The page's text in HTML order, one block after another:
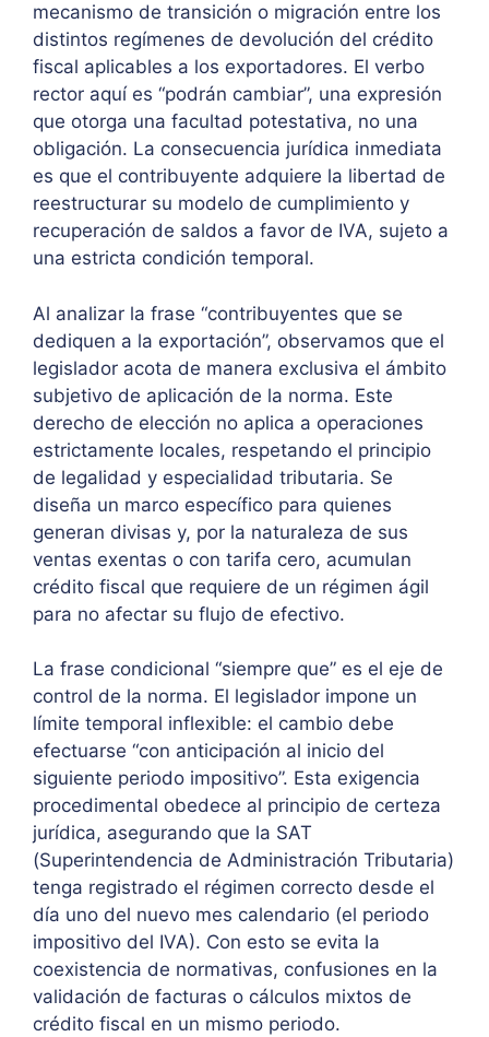
mecanismo de transición o migración entre los
distintos regímenes de devolución del crédito
fiscal aplicables a los exportadores. El verbo
rector aquí es “podrán cambiar”, una expresión
que otorga una facultad potestativa, no una
obligación. La consecuencia jurídica inmediata
es que el contribuyente adquiere la libertad de
reestructurar su modelo de cumplimiento y
recuperación de saldos a favor de IVA, sujeto a
una estricta condición temporal.
Al analizar la frase “contribuyentes que se
dediquen a la exportación”, observamos que el
legislador acota de manera exclusiva el ámbito
subjetivo de aplicación de la norma. Este
derecho de elección no aplica a operaciones
estrictamente locales, respetando el principio
de legalidad y especialidad tributaria. Se
diseña un marco específico para quienes
generan divisas y, por la naturaleza de sus
ventas exentas o con tarifa cero, acumulan
crédito fiscal que requiere de un régimen ágil
para no afectar su flujo de efectivo.
La frase condicional “siempre que” es el eje de
control de la norma. El legislador impone un
límite temporal inflexible: el cambio debe
efectuarse “con anticipación al inicio del
siguiente periodo impositivo”. Esta exigencia
procedimental obedece al principio de certeza
jurídica, asegurando que la SAT
(Superintendencia de Administración Tributaria)
tenga registrado el régimen correcto desde el
día uno del nuevo mes calendario (el periodo
impositivo del IVA). Con esto se evita la
coexistencia de normativas, confusiones en la
validación de facturas o cálculos mixtos de
crédito fiscal en un mismo periodo.